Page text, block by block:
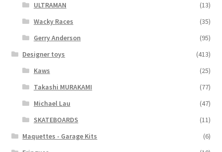
ULTRAMAN
(13)
Wacky Races
(35)
Gerry Anderson
(95)
Designer toys
(413)
Kaws
(25)
Takashi MURAKAMI
(77)
Michael Lau
(47)
SKATEBOARDS
(11)
Maquettes - Garage Kits
(6)